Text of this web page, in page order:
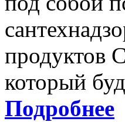
продуктов
который
Подробнее